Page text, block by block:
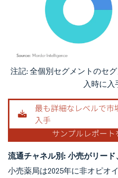
画像 © Mordor Intelligence。再利用に
注記: 全個別セグメントのセ
入時に入
流通チャネル別: 小売がリー
小売薬局は2025年に非オピオ